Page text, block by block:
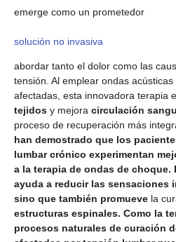
emerge como un prometedor
solución no invasiva
abordar tanto el dolor como las
tensión. Al emplear ondas
afectadas, esta innovadora terapia
tejidos y mejora circulación
proceso de recuperación más
han demostrado que los
lumbar crónico experimentan
a la terapia de ondas de choque.
ayuda a reducir las sensaciones
sino que también promueve la
estructuras espinales. Como la
procesos naturales de curación